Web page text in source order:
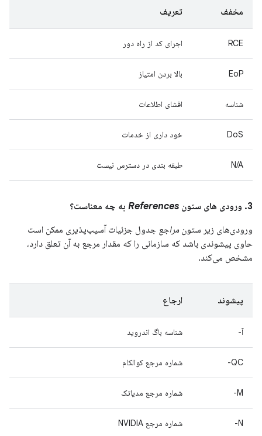
مخفف تعریف
RCE اجرای کد از راه دور
EoP بالا بردن امتیاز
شناسه افشای اطلاعات
DoS خود داری از خدمات
N/A طبقه بندی در دسترس نیست
3. ورودی های ستون References به چه معناست؟
ورودی‌های زیر ستون مراجع جدول جزئیات آسیب‌پذیری ممکن است
حاوی پیشوندی باشد که سازمانی را که مقدار مرجع به آن تعلق دارد،
مشخص می‌کند.
پیشوند ارجاع
آ- شناسه باگ اندروید
QC- شماره مرجع کوالکام
M- شماره مرجع مدیاتک
N- شماره مرجع NVIDIA